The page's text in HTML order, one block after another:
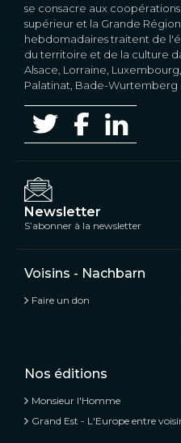
se consacre aux
supérieur et la Grande
hebdomadaires traitent de
du territoire et de la culture
Alsace, Lorraine,
Palatinat, Bade-Wurtemberg
Newsletter
S’abonner à la newsletter
Voisins - Nachbarn
Faire un don
Nos éditions
Monsieur l'Homme
Grand Est - L'Europe entre